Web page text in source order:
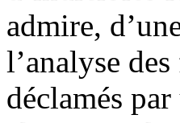
admire,
l’analyse
déclamés